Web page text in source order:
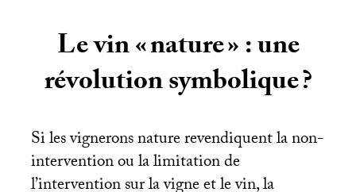
Le vin «nature» : une
révolution symbolique?
Si les vignerons nature revendiquent la non-
intervention ou la limitation de